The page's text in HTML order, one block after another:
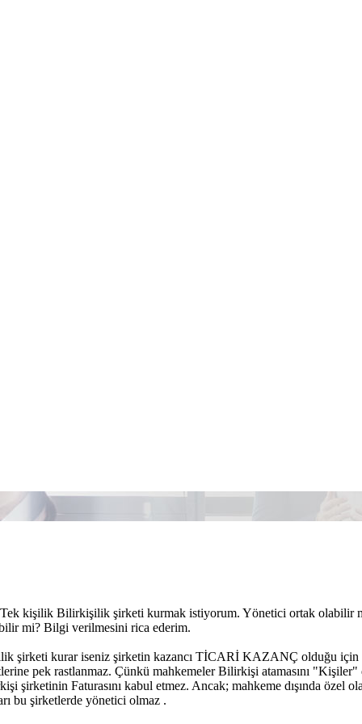
kişilik Bilirkişilik şirketi kurmak istiyorum. Yönetici ortak
mi? Bilgi verilmesini rica ederim.
şirketi kurar iseniz şirketin kazancı TİCARİ KAZANÇ olduğu için .
pek rastlanmaz. Çünkü mahkemeler Bilirkişi atamasını
şirketinin Faturasını kabul etmez. Ancak; mahkeme dışında
bu şirketlerde yönetici olmaz .